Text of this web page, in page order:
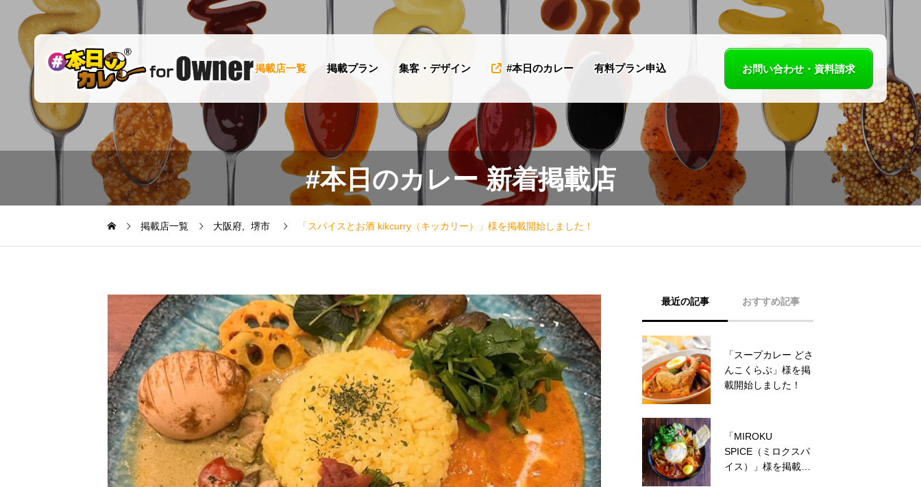
掲載店一覧 掲載プラン 集客・デザイン #本日のカレー 有料プラン申込 お問い合わせ・資料請求
「スープカレー ど
さんこくらぶ」様
を掲載開始しまし
「MIROKU
SPICE（ミロクス
パイス）」様を掲
「スパイスカレー
＆パスタ Shoji」様
を掲載開始しまし
「かばやんのカ
ー屋さん」様を
載開始しました
#本日のカレー 新着掲載店
掲載店一覧 大阪府 堺市 「スパイスとお酒 kikcurry（キッカリー）」様を掲載開始しました！
最近の記事 おすすめ記事
「スープカレー どさ
んこくらぶ」様を掲
載開始しました！
「MIROKU
SPICE（ミロクスパ
イス）」様を掲載開
「BOCCO
CURRY（ボッコカ
リー）」様を掲載開
「MOTOCURRY（
モトカレー）」様を
掲載開始しました！